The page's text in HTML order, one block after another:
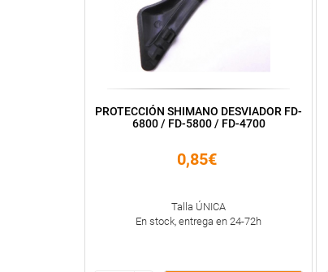
PROTECCIÓN SHIMANO DESVIADOR FD-
6800 / FD-5800 / FD-4700
0,85€
Talla ÚNICA
En stock, entrega en 24-72h